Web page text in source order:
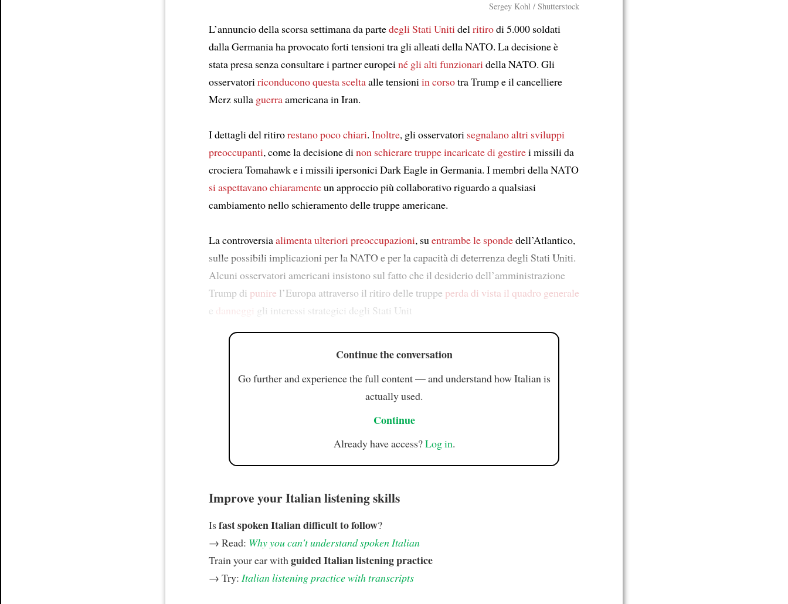
Sergey Kohl / Shutterstock
L’annuncio della scorsa settimana da partedegli Stati Unitidelritirodi 5.000 soldati
dalla Germania ha provocato forti tensioni tra gli alleati della NATO. La decisione è
stata presa senza consultare i partner europeiné gli alti funzionaridella NATO. Gli
osservatoririconducono questa sceltaalle tensioniin corsotra Trump e il cancelliere
Merz sulla guerraamericana in Iran.
I dettagli del ritirorestano poco chiari. Inoltre, gli osservatori segnalanoaltri sviluppi
preoccupanti, come la decisione dinon schierare truppeincaricate di gestirei missili da
crociera Tomahawk e i missili ipersonici Dark Eagle in Germania. I membri della NATO
si aspettavano chiaramenteun approccio più collaborativo riguardo a qualsiasi
cambiamento nello schieramento delle truppe americane.
La controversiaalimenta ulteriori preoccupazioni, suentrambe le spondedell’Atlantico,
sulle possibili implicazioni per la NATO e per la capacità di deterrenza degli Stati Uniti.
Alcuni osservatori americani insistono sul fatto che il desiderio dell’amministrazione
Trump di punire l’Europa attraverso il ritiro delle truppe perda di vista il quadro generale
e danneggi gli interessi strategici degli Stati Unit
Continue the conversation
Go further and experience the full content — and understand how Italian is
actually used.
Continue
Already have access?Log in.
Improve your Italian listening skills
Isfast spoken Italian difficult to follow?
→ Read: Why you can't understand spoken Italian
Train your ear with guided Italian listening practice
→ Try: Italian listening practice with transcripts